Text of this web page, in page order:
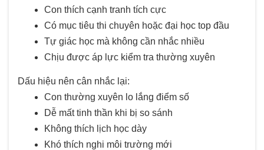
Con thích cạnh tranh tích cực
Có mục tiêu thi chuyên hoặc đại học top đầu
Tự giác học mà không cần nhắc nhiều
Chịu được áp lực kiểm tra thường xuyên
Dấu hiệu nên cân nhắc lại:
Con thường xuyên lo lắng điểm số
Dễ mất tinh thần khi bị so sánh
Không thích lịch học dày
Khó thích nghi môi trường mới